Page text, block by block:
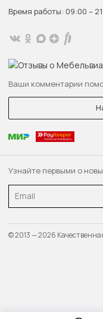
Узнайте первыми о
Email
Время работы: 09:00 –
Ваши комментарии
© 2013 — 2026